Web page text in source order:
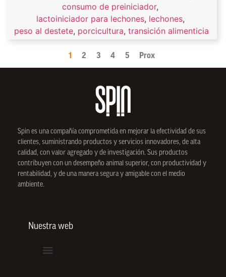
consumo de preiniciador,
lactoiniciador para lechones, lechones,
peso al destete, porcicultura, transición alimenticia
1 2 3 4 5 Prox
Spin es una compañía comprometida en mejorar la efectividad de sus
clientes, suministrando productos y servicios innovadores, de alta
calidad, con valor agregado y de investigación. Sus productos
contribuyen con un desempeño animal superior, con productividad y
rentabilidad, y de una manera segura y amigable con el medio
ambiente.
Nuestra web